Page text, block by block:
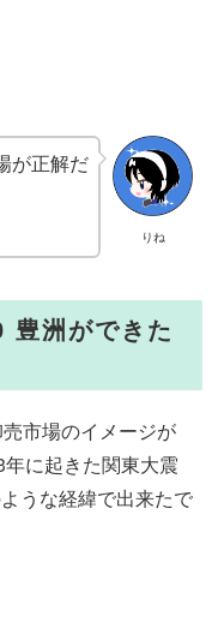
りね
が正解だ
洲ができた
市場のイメージが
に起きた関東大震
うな経緯で出来たで